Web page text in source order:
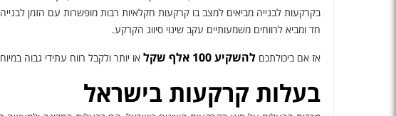
בקרקעות לבנייה מביאים למצב בו קרקעות חקלאיות רבות מופשרות עם הזמן
חד ומביא לרווחים משמעותיים עקב שינוי סיווג הקרקע.
אז אם ביכולתכם להשקיע 100 אלף שקל או יותר ולקבל רווח עתידי גבוה
בעלות קרקעות בישראל